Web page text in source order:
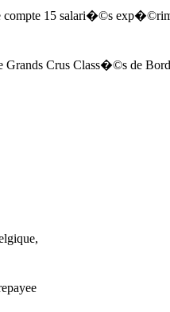
15 salari�©s
Grands Crus Class�©s de